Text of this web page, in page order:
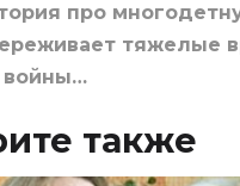
про
тяжелые
войны…
также